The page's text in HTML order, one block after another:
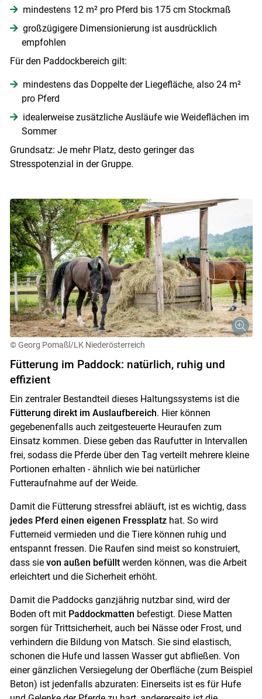
mindestens 12 m² pro Pferd bis 175 cm Stockmaß
großzügigere Dimensionierung ist ausdrücklich
empfohlen
Für den Paddockbereich gilt:
mindestens das Doppelte der Liegefläche, also 24 m²
pro Pferd
idealerweise zusätzliche Ausläufe wie Weideflächen im
Sommer
Grundsatz: Je mehr Platz, desto geringer das
Stresspotenzial in der Gruppe.
© Georg Pomaßl/LK Niederösterreich
Fütterung im Paddock: natürlich, ruhig und
effizient
Ein zentraler Bestandteil dieses Haltungssystems ist die
Fütterung direkt im Auslaufbereich. Hier können
gegebenenfalls auch zeitgesteuerte Heuraufen zum
Einsatz kommen. Diese geben das Raufutter in Intervallen
frei, sodass die Pferde über den Tag verteilt mehrere kleine
Portionen erhalten - ähnlich wie bei natürlicher
Futteraufnahme auf der Weide.
Damit die Fütterung stressfrei abläuft, ist es wichtig, dass
jedes Pferd einen eigenen Fressplatzhat. So wird
Futterneid vermieden und die Tiere können ruhig und
entspannt fressen. Die Raufen sind meist so konstruiert,
dass sie von außen befülltwerden können, was die Arbeit
erleichtert und die Sicherheit erhöht.
Damit die Paddocks ganzjährig nutzbar sind, wird der
Boden oft mit Paddockmatten befestigt. Diese Matten
sorgen für Trittsicherheit, auch bei Nässe oder Frost, und
verhindern die Bildung von Matsch. Sie sind elastisch,
schonen die Hufe und lassen Wasser gut abfließen. Von
einer gänzlichen Versiegelung der Oberfläche (zum Beispiel
Beton) ist jedenfalls abzuraten: Einerseits ist es für Hufe